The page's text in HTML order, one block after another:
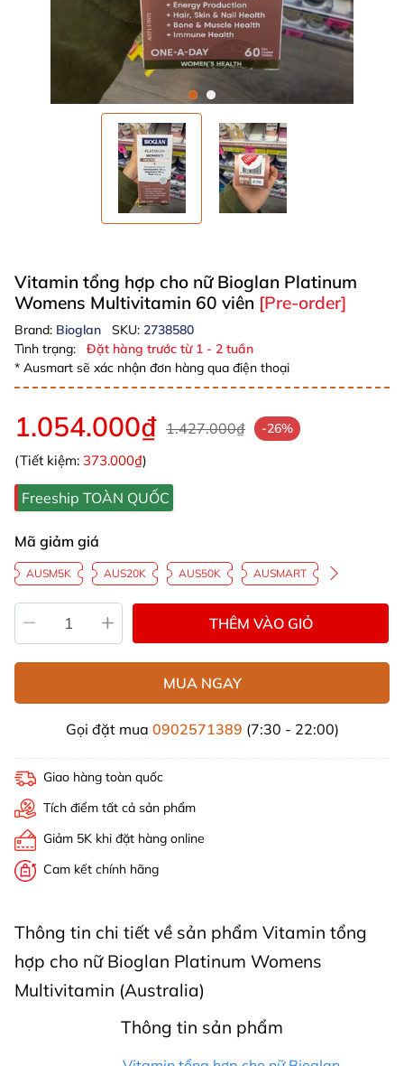
Vitamin tổng hợp cho nữ Bioglan Platinum
Womens Multivitamin 60 viên [Pre-order]
Brand: Bioglan SKU: 2738580
Tình trạng:
Đặt hàng trước từ 1 - 2 tuần
* Ausmart sẽ xác nhận đơn hàng qua điện thoại
1.054.000₫ 1.427.000₫ -26%
(Tiết kiệm: 373.000₫)
Freeship TOÀN QUỐC
Mã giảm giá
AUSM5K AUS20K AUS50K AUSMART
THÊM VÀO GIỎ
MUA NGAY
Gọi đặt mua 0902571389 (7:30 - 22:00)
Giao hàng toàn quốc
Tích điểm tất cả sản phẩm
Giảm 5K khi đặt hàng online
Cam kết chính hãng
Thông tin chi tiết về sản phẩm Vitamin tổng
hợp cho nữ Bioglan Platinum Womens
Multivitamin (Australia)
Thông tin sản phẩm